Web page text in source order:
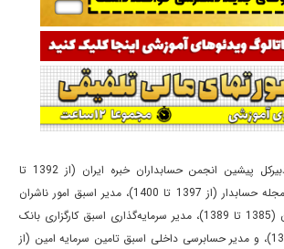
دبیرکل پیشین انجمن حسابداران خبره ایران (از 1392 تا
1400)، سردبیر پیشین مجله حسابدار (از 1397 تا 1400)، مدیر اسبق امور ناشران
بورس اوراق بهادار تهران (1385 تا 1389)، مدیر سرمایه‌گذاری اسبق کارگزاری بانک
ملی ایران (1390 تا 1391)، و مدیر حسابرسی داخلی اسبق تامین سرمایه امین (از